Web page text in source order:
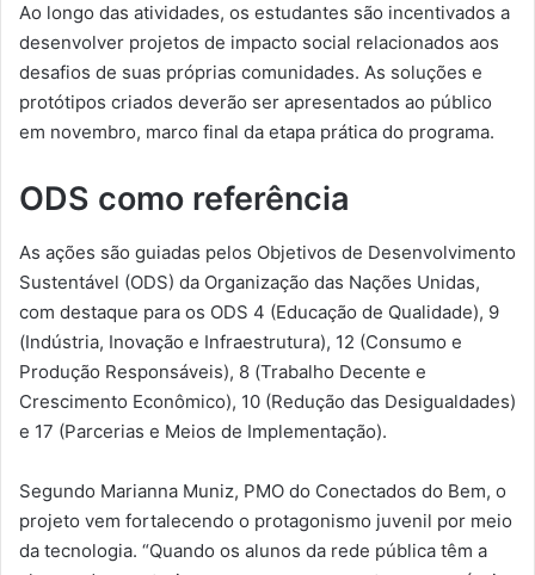
Ao longo das atividades, os estudantes são incentivados a
desenvolver projetos de impacto social relacionados aos
desafios de suas próprias comunidades. As soluções e
protótipos criados deverão ser apresentados ao público
em novembro, marco final da etapa prática do programa.
ODS como referência
As ações são guiadas pelos Objetivos de Desenvolvimento
Sustentável (ODS) da Organização das Nações Unidas,
com destaque para os ODS 4 (Educação de Qualidade), 9
(Indústria, Inovação e Infraestrutura), 12 (Consumo e
Produção Responsáveis), 8 (Trabalho Decente e
Crescimento Econômico), 10 (Redução das Desigualdades)
e 17 (Parcerias e Meios de Implementação).
Segundo Marianna Muniz, PMO do Conectados do Bem, o
projeto vem fortalecendo o protagonismo juvenil por meio
da tecnologia. “Quando os alunos da rede pública têm a